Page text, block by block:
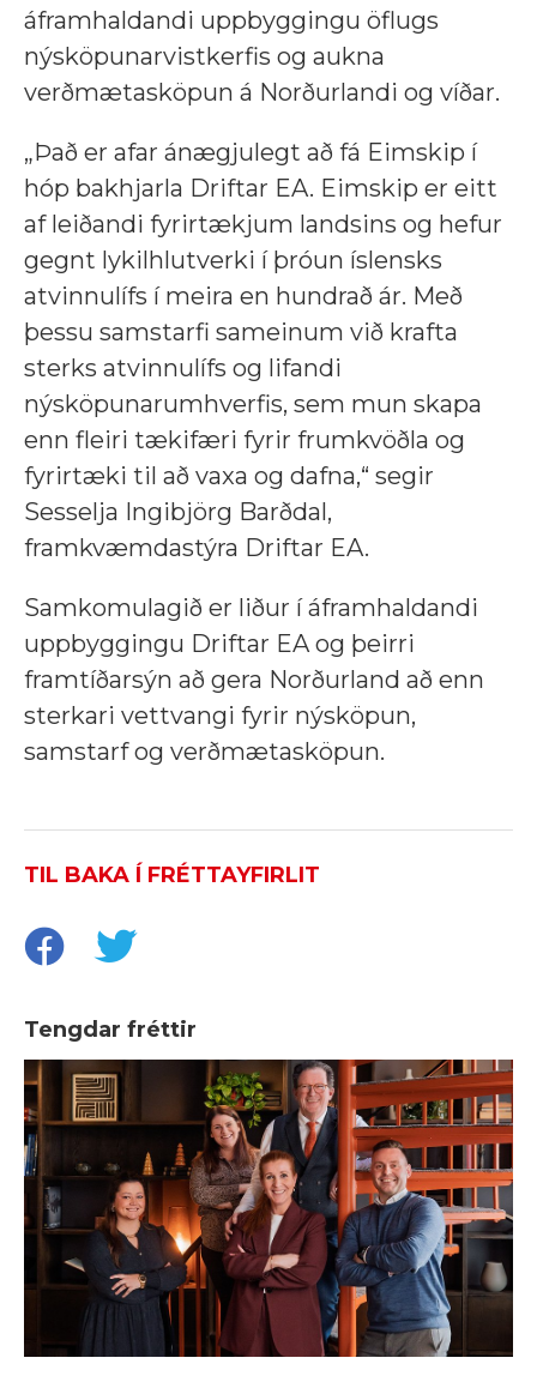
áframhaldandi uppbyggingu öflugs
nýsköpunarvistkerfis og aukna
verðmætasköpun á Norðurlandi og víðar.
„Það er afar ánægjulegt að fá Eimskip í
hóp bakhjarla Driftar EA. Eimskip er eitt
af leiðandi fyrirtækjum landsins og hefur
gegnt lykilhlutverki í þróun íslensks
atvinnulífs í meira en hundrað ár. Með
þessu samstarfi sameinum við krafta
sterks atvinnulífs og lifandi
nýsköpunarumhverfis, sem mun skapa
enn fleiri tækifæri fyrir frumkvöðla og
fyrirtæki til að vaxa og dafna,“ segir
Sesselja Ingibjörg Barðdal,
framkvæmdastýra Driftar EA.
Samkomulagið er liður í áframhaldandi
uppbyggingu Driftar EA og þeirri
framtíðarsýn að gera Norðurland að enn
sterkari vettvangi fyrir nýsköpun,
samstarf og verðmætasköpun.
TIL BAKA Í FRÉTTAYFIRLIT
Tengdar fréttir